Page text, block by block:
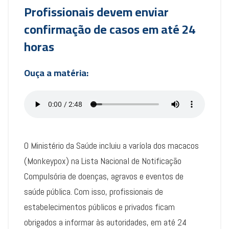
Profissionais devem enviar
confirmação de casos em até 24
horas
Ouça a matéria:
O Ministério da Saúde incluiu a varíola dos macacos
(Monkeypox) na Lista Nacional de Notificação
Compulsória de doenças, agravos e eventos de
saúde pública. Com isso, profissionais de
estabelecimentos públicos e privados ficam
obrigados a informar às autoridades, em até 24